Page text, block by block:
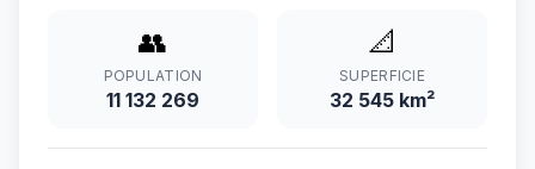
👥
POPULATION
11 132 269
📐
SUPERFICIE
32 545 km²